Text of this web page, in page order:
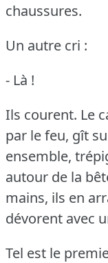
chaussures.
Un autre cri :
- Là !
Ils courent. Le
par le feu, gît
ensemble,
autour de la
mains, ils en
dévorent avec
Tel est le